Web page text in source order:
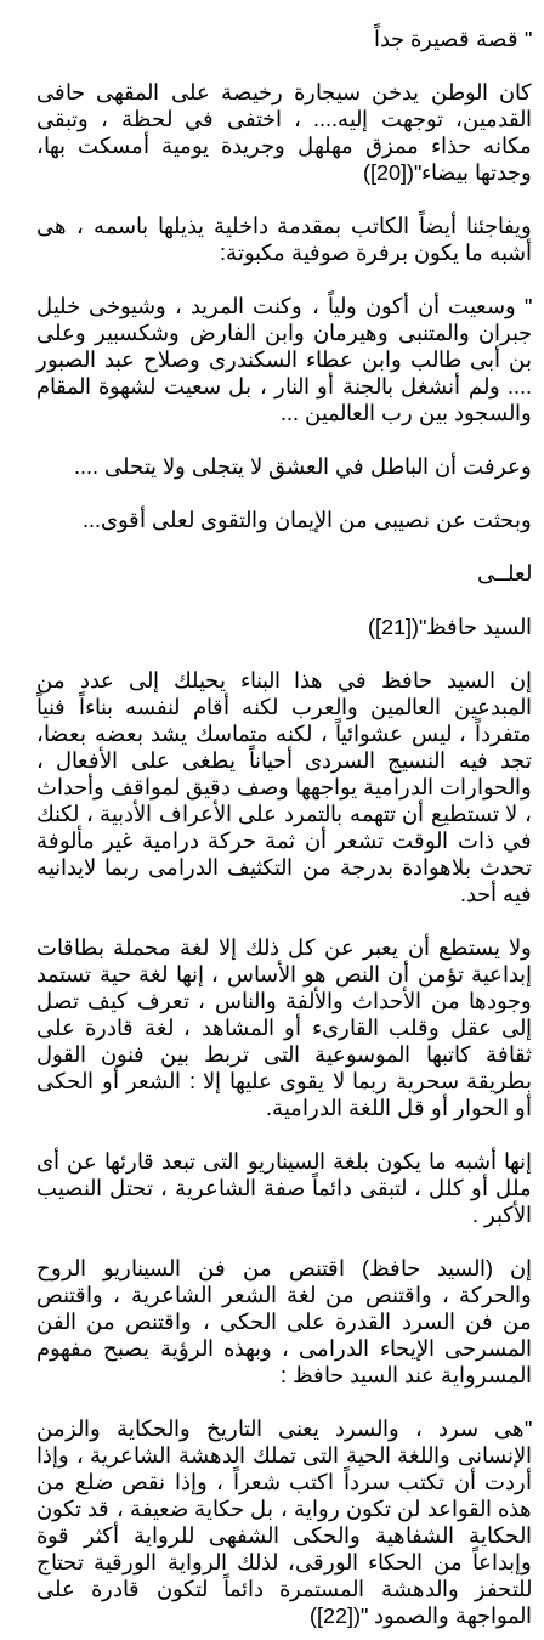
" قصة قصيرة جداً
كان الوطن يدخن سيجارة رخيصة على المقهى حافى
القدمين، توجهت إليه.... ، اختفى في لحظة ، وتبقى
مكانه حذاء ممزق مهلهل وجريدة يومية أمسكت بها،
وجدتها بيضاء"([20])
ويفاجئنا أيضاً الكاتب بمقدمة داخلية يذيلها باسمه ، هى
أشبه ما يكون برفرة صوفية مكبوتة:
" وسعيت أن أكون ولياً ، وكنت المريد ، وشيوخى خليل
جبران والمتنبى وهيرمان وابن الفارض وشكسبير وعلى
بن أبى طالب وابن عطاء السكندرى وصلاح عبد الصبور
.... ولم أنشغل بالجنة أو النار ، بل سعيت لشهوة المقام
والسجود بين رب العالمين ...
وعرفت أن الباطل في العشق لا يتجلى ولا يتحلى ....
وبحثت عن نصيبى من الإيمان والتقوى لعلى أقوى...
لعلــى
السيد حافظ"([21])
إن السيد حافظ في هذا البناء يحيلك إلى عدد من
المبدعين العالمين والعرب لكنه أقام لنفسه بناءاً فنياً
متفرداً ، ليس عشوائياً ، لكنه متماسك يشد بعضه بعضا،
تجد فيه النسيج السردى أحياناً يطغى على الأفعال ،
والحوارات الدرامية يواجهها وصف دقيق لمواقف وأحداث
، لا تستطيع أن تتهمه بالتمرد على الأعراف الأدبية ، لكنك
في ذات الوقت تشعر أن ثمة حركة درامية غير مألوفة
تحدث بلاهوادة بدرجة من التكثيف الدرامى ربما لايدانيه
فيه أحد.
ولا يستطع أن يعبر عن كل ذلك إلا لغة محملة بطاقات
إبداعية تؤمن أن النص هو الأساس ، إنها لغة حية تستمد
وجودها من الأحداث والألفة والناس ، تعرف كيف تصل
إلى عقل وقلب القارىء أو المشاهد ، لغة قادرة على
ثقافة كاتبها الموسوعية التى تربط بين فنون القول
بطريقة سحرية ربما لا يقوى عليها إلا : الشعر أو الحكى
أو الحوار أو قل اللغة الدرامية.
إنها أشبه ما يكون بلغة السيناريو التى تبعد قارئها عن أى
ملل أو كلل ، لتبقى دائماً صفة الشاعرية ، تحتل النصيب
الأكبر .
إن (السيد حافظ) اقتنص من فن السيناريو الروح
والحركة ، واقتنص من لغة الشعر الشاعرية ، واقتنص
من فن السرد القدرة على الحكى ، واقتنص من الفن
المسرحى الإيحاء الدرامى ، وبهذه الرؤية يصبح مفهوم
المسرواية عند السيد حافظ :
"هى سرد ، والسرد يعنى التاريخ والحكاية والزمن
الإنسانى واللغة الحية التى تملك الدهشة الشاعرية ، وإذا
أردت أن تكتب سرداً اكتب شعراً ، وإذا نقص ضلع من
هذه القواعد لن تكون رواية ، بل حكاية ضعيفة ، قد تكون
الحكاية الشفاهية والحكى الشفهى للرواية أكثر قوة
وإبداعاً من الحكاء الورقى، لذلك الرواية الورقية تحتاج
للتحفز والدهشة المستمرة دائماً لتكون قادرة على
المواجهة والصمود "([22])